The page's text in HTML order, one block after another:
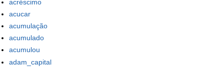
acréscimo
acucar
acumulação
acumulado
acumulou
adam_capital